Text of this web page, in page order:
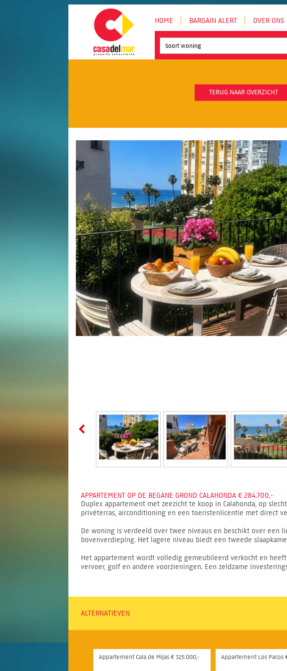
HOME BARGAIN ALERT OVER ONS
Soort woning
TERUG NAAR OVERZICHT
APPARTEMENT OP DE BEGANE GROND CALAHONDA € 284.700,-
Duplex appartement met zeezicht te koop in Calahonda, op
privéterras, airconditioning en een toeristenlicentie met direct
De woning is verdeeld over twee niveaus en beschikt over een
bovenverdieping. Het lagere niveau biedt een tweede
Het appartement wordt volledig gemeubileerd verkocht en
vervoer, golf en andere voorzieningen. Een zeldzame
ALTERNATIEVEN
Appartement Cala de Mijas € 325.000,- Appartement Los Pacos